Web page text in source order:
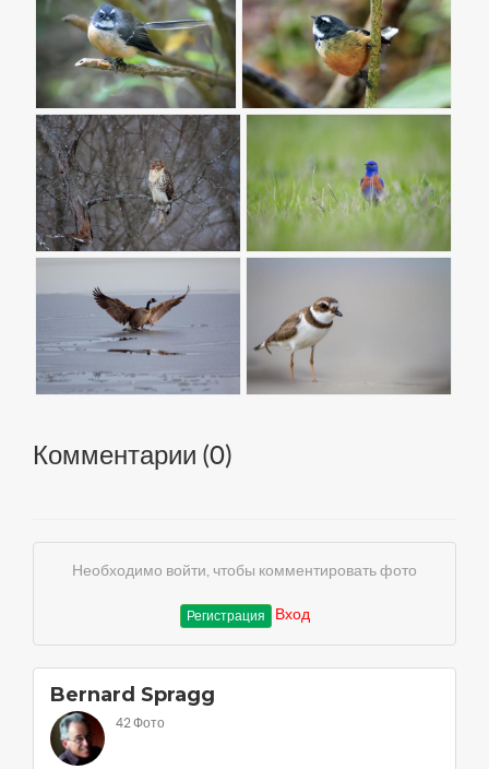
Комментарии (0)
Необходимо войти, чтобы комментировать фото
Регистрация Вход
Bernard Spragg
42 Фото